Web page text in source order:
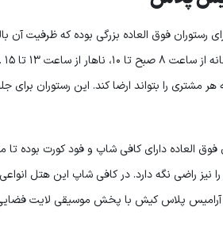
هر مشتری را بتواند ارضا کند. این رستوران
العاده دارای کافی شاپ و فود کورت بوده
نیز راضی نگه دارد. در کافی شاپ این هتل
پلاس کیش با پخش موسیقی لایت